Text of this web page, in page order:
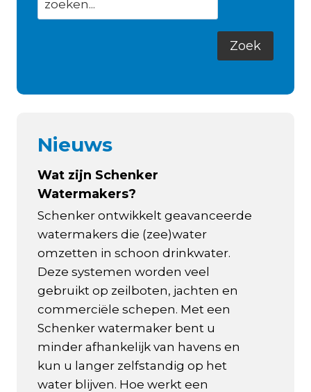
Nieuws
Wat zijn Schenker
Watermakers?
Schenker ontwikkelt geavanceerde
watermakers die (zee)water
omzetten in schoon drinkwater.
Deze systemen worden veel
gebruikt op zeilboten, jachten en
commerciële schepen. Met een
Schenker watermaker bent u
minder afhankelijk van havens en
kun u langer zelfstandig op het
water blijven. Hoe werkt een